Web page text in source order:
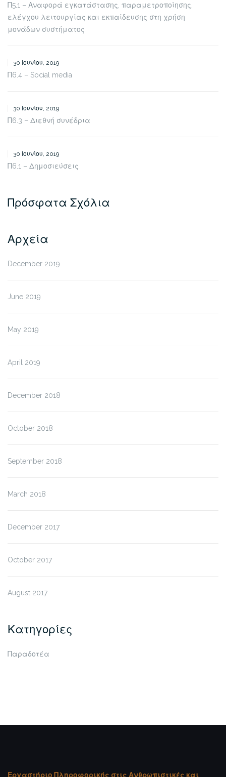
Π5.1 – Αναφορά εγκατάστασης, παραμετροποίησης,
ελέγχου λειτουργίας και εκπαίδευσης στη χρήση
μονάδων συστήματος
30 Ιουνίου, 2019
Π6.4 – Social media
30 Ιουνίου, 2019
Π6.3 – Διεθνή συνέδρια
30 Ιουνίου, 2019
Π6.1 – Δημοσιεύσεις
Πρόσφατα Σχόλια
Αρχεία
December 2019
June 2019
May 2019
April 2019
December 2018
October 2018
September 2018
March 2018
December 2017
October 2017
August 2017
Κατηγορίες
Παραδοτέα
Εργαστήριο Πληροφορικής στις Ανθρωπιστικές και